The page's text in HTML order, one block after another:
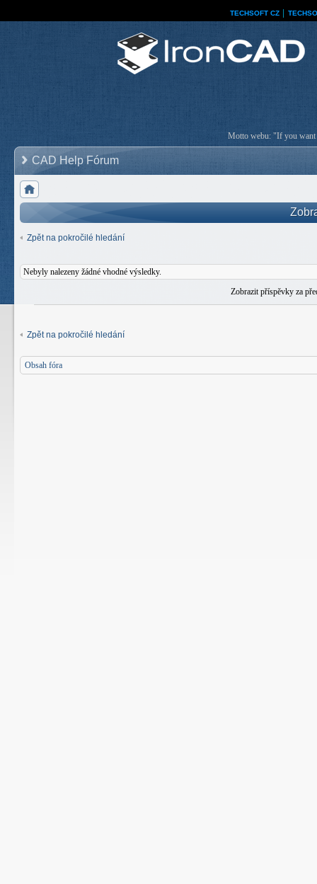
TECHSOFT CZ
Motto webu: "If you want
CAD Help Fórum
Zpět na pokročilé hledání
Nebyly nalezeny žádné vhodné výsledky.
Zobrazit příspěvky za
Zpět na pokročilé hledání
Obsah fóra